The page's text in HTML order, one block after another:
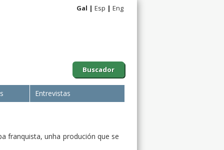
Buscador
Gal Esp Eng
Entrevistas
franquista, unha produción que se